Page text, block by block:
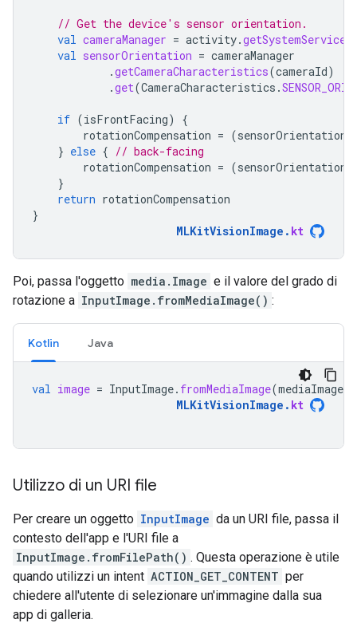
// Get the device's sensor orientation.
val cameraManager = activity.getSystemService
val sensorOrientation = cameraManager
.getCameraCharacteristics(cameraId)
.get(CameraCharacteristics .
if (isFrontFacing)
{
rotationCompensation = (sensorOrientation
} else { // back-facing
rotationCompensation = (sensorOrientation
}
return rotationCompensation
}
MLKitVisionImage . kt
Poi, passa l'oggetto media.Image e il valore del grado di
rotazione a InputImage.fromMediaImage() :
Kotlin Java
val image = InputImage. fromMediaImage(mediaImage
MLKitVisionImage . kt
Utilizzo di un URI file
Per creare un oggetto InputImage da un URI file, passa il
contesto dell'app e l'URI file a
InputImage.fromFilePath() . Questa operazione è utile
quando utilizzi un intent ACTION_GET_CONTENT per
chiedere all'utente di selezionare un'immagine dalla sua
app di galleria.